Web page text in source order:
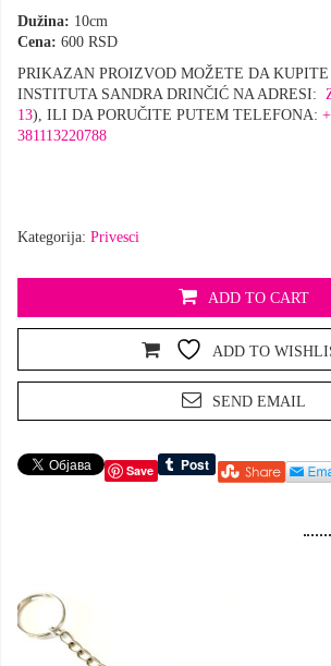
Dužina: 10cm
Cena: 600 RSD
PRIKAZAN PROIZVOD MOŽETE DA KUPITE
INSTITUTA SANDRA DRINČIĆ NA ADRESI:
13), ILI DA PORUČITE PUTEM TELEFONA:
381113220788
Kategorija: Privesci
ADD TO CART
ADD TO
SEND EMAIL
Save